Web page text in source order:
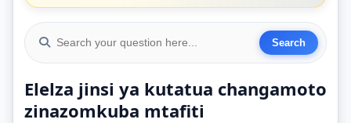
Elelza jinsi ya kutatua changamoto
zinazomkuba mtafiti